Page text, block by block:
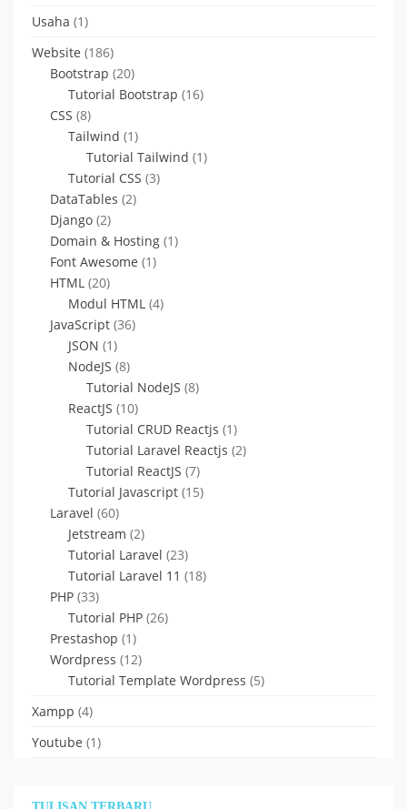
Usaha (1)
Website (186)
Bootstrap (20)
Tutorial Bootstrap (16)
CSS (8)
Tailwind (1)
Tutorial Tailwind (1)
Tutorial CSS (3)
DataTables (2)
Django (2)
Domain & Hosting (1)
Font Awesome (1)
HTML (20)
Modul HTML (4)
JavaScript (36)
JSON (1)
NodeJS (8)
Tutorial NodeJS (8)
ReactJS (10)
Tutorial CRUD Reactjs (1)
Tutorial Laravel Reactjs (2)
Tutorial ReactJS (7)
Tutorial Javascript (15)
Laravel (60)
Jetstream (2)
Tutorial Laravel (23)
Tutorial Laravel 11 (18)
PHP (33)
Tutorial PHP (26)
Prestashop (1)
Wordpress (12)
Tutorial Template Wordpress (5)
Xampp (4)
Youtube (1)